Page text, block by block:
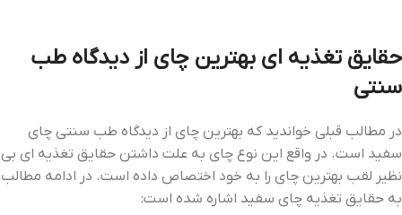
حقایق تغذیه‌ ای بهترین چای از دیدگاه طب
سنتی
در مطالب قبلی خواندید که بهترین چای از دیدگاه طب سنتی چای
سفید است. در واقع این نوع چای به علت داشتن حقایق تغذیه‌ ای بی‌
نظیر لقب بهترین چای را به خود اختصاص داده است. در ادامه مطالب
به حقایق تغذیه چای سفید اشاره شده است: